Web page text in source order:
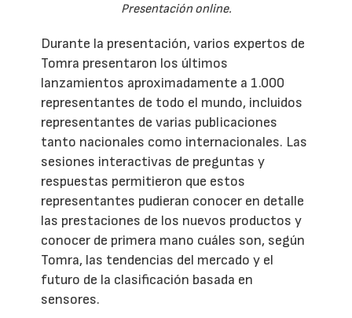
Presentación online.
Durante la presentación, varios expertos de
Tomra presentaron los últimos
lanzamientos aproximadamente a 1.000
representantes de todo el mundo, incluidos
representantes de varias publicaciones
tanto nacionales como internacionales. Las
sesiones interactivas de preguntas y
respuestas permitieron que estos
representantes pudieran conocer en detalle
las prestaciones de los nuevos productos y
conocer de primera mano cuáles son, según
Tomra, las tendencias del mercado y el
futuro de la clasificación basada en
sensores.